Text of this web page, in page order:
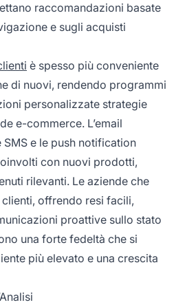
raccomandazioni basate
e sugli acquisti
è spesso più conveniente
di nuovi, rendendo programmi
personalizzate strategie
e-commerce. L’email
e le push notification
con nuovi prodotti,
rilevanti. Le aziende che
offrendo resi facili,
proattive sullo stato
una forte fedeltà che si
più elevato e una crescita